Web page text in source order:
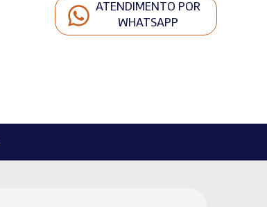
ATENDIMENTO POR
WHATSAPP